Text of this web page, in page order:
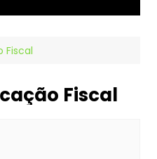
Fiscal
Fiscal